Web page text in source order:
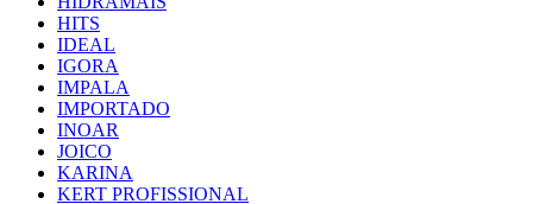
HITS
IDEAL
IGORA
IMPALA
IMPORTADO
INOAR
JOICO
KARINA
KERT PROFISSIONAL